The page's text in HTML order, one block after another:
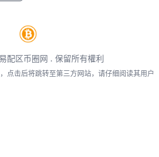
易配区币圈网 . 保留所有權利
点击后将跳转至第三方网站，请仔细阅读其用户